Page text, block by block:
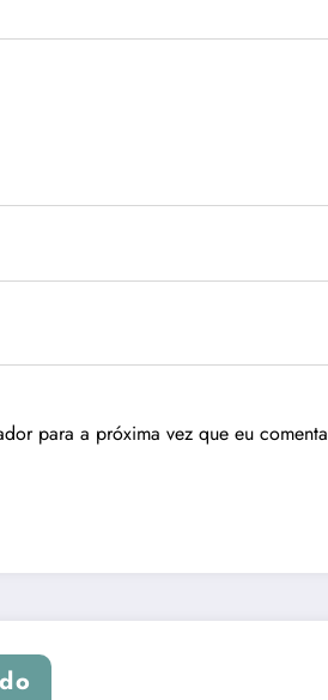
para a próxima vez que eu